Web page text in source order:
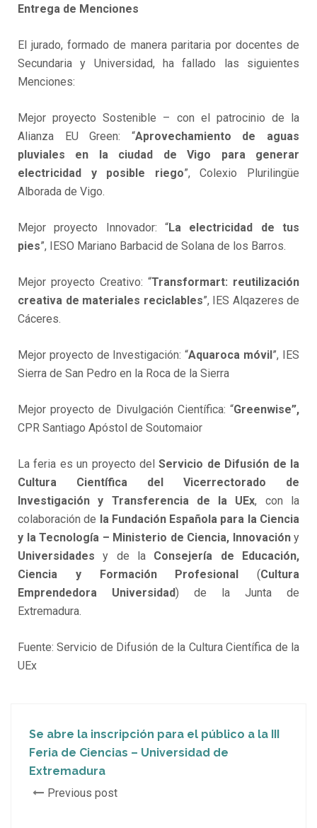
Entrega de Menciones
El jurado, formado de manera paritaria por docentes de
Secundaria y Universidad, ha fallado las siguientes
Menciones:
Mejor proyecto Sostenible – con el patrocinio de la
Alianza EU Green: “Aprovechamiento de aguas
pluviales en la ciudad de Vigo para generar
electricidad y posible riego”, Colexio Plurilingüe
Alborada de Vigo.
Mejor proyecto Innovador: “La electricidad de tus
pies”, IESO Mariano Barbacid de Solana de los Barros.
Mejor proyecto Creativo: “Transformart: reutilización
creativa de materiales reciclables”, IES Alqazeres de
Cáceres.
Mejor proyecto de Investigación: “Aquaroca móvil ”, IES
Sierra de San Pedro en la Roca de la Sierra
Mejor proyecto de Divulgación Científica: “Greenwise”,
CPR Santiago Apóstol de Soutomaior
La feria es un proyecto delServicio de Difusión de la
Cultura Científica del Vicerrectorado de
Investigación y Transferencia de la UEx, con la
colaboración de la Fundación Española para la Ciencia
y la Tecnología – Ministerio de Ciencia, Innovación y
Universidades y de la Consejería de Educación,
Ciencia y Formación Profesional (Cultura
Emprendedora Universidad) de la Junta de
Extremadura.
Fuente: Servicio de Difusión de la Cultura Científica de la
UEx
Se abre la inscripción para el público a la III
Feria de Ciencias – Universidad de
Extremadura
Previous post